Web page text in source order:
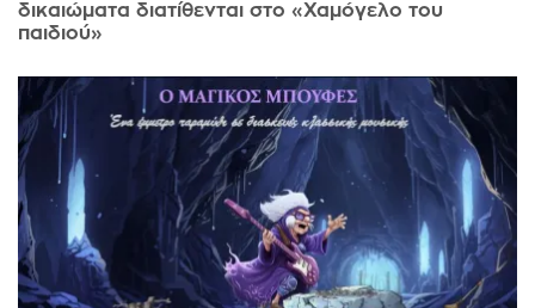
δικαιώματα διατίθενται στο «Χαμόγελο του
παιδιού»